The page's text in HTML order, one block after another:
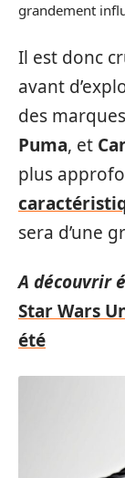
grandement
Il est donc
avant
des
Puma, et
plus
sera d’une
A découvrir
Star Wars
été